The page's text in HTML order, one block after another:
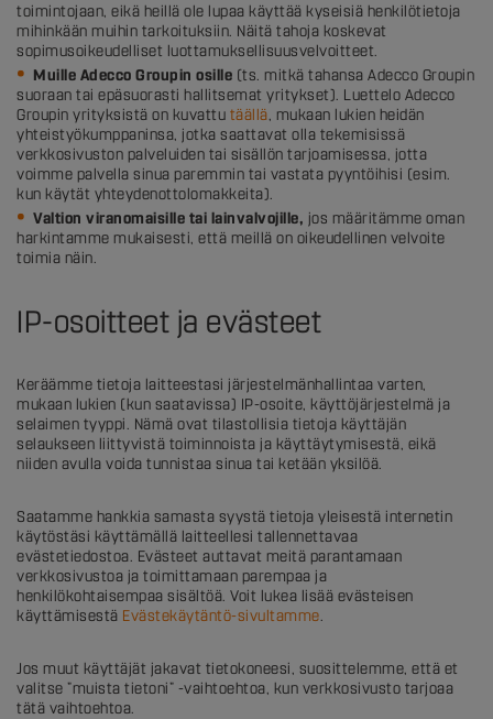
toimintojaan, eikä heillä ole lupaa käyttää kyseisiä henkilötietoja
mihinkään muihin tarkoituksiin. Näitä tahoja koskevat
sopimusoikeudelliset luottamuksellisuusvelvoitteet.
Muille Adecco Groupin osille (ts. mitkä tahansa Adecco Groupin
suoraan tai epäsuorasti hallitsemat yritykset). Luettelo Adecco
Groupin yrityksistä on kuvattu täällä, mukaan lukien heidän
yhteistyökumppaninsa, jotka saattavat olla tekemisissä
verkkosivuston palveluiden tai sisällön tarjoamisessa, jotta
voimme palvella sinua paremmin tai vastata pyyntöihisi (esim.
kun käytät yhteydenottolomakkeita).
Valtion viranomaisille tai lainvalvojille, jos määritämme oman
harkintamme mukaisesti, että meillä on oikeudellinen velvoite
toimia näin.
IP-osoitteet ja evästeet
Keräämme tietoja laitteestasi järjestelmänhallintaa varten,
mukaan lukien (kun saatavissa) IP-osoite, käyttöjärjestelmä ja
selaimen tyyppi. Nämä ovat tilastollisia tietoja käyttäjän
selaukseen liittyvistä toiminnoista ja käyttäytymisestä, eikä
niiden avulla voida tunnistaa sinua tai ketään yksilöä.
Saatamme hankkia samasta syystä tietoja yleisestä internetin
käytöstäsi käyttämällä laitteellesi tallennettavaa
evästetiedostoa. Evästeet auttavat meitä parantamaan
verkkosivustoa ja toimittamaan parempaa ja
henkilökohtaisempaa sisältöä. Voit lukea lisää evästeisen
käyttämisestä Evästekäytäntö-sivultamme.
Jos muut käyttäjät jakavat tietokoneesi, suosittelemme, että et
valitse ”muista tietoni” -vaihtoehtoa, kun verkkosivusto tarjoaa
tätä vaihtoehtoa.